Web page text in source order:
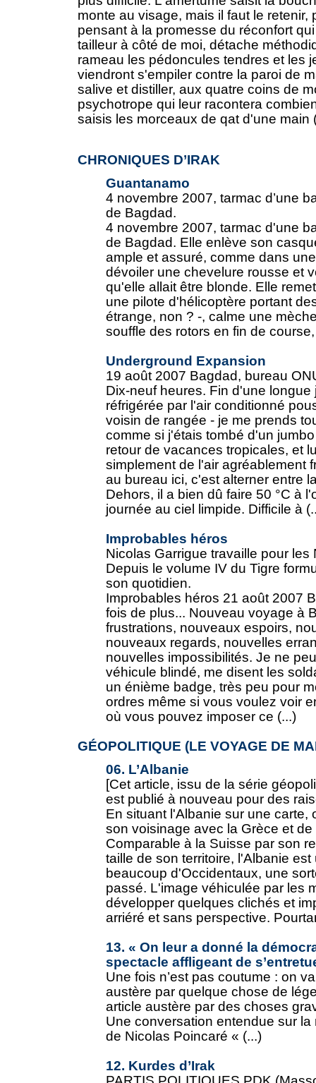
monte au visage, mais il faut le retenir,
pensant à la promesse du réconfort
tailleur à côté de moi, détache
rameau les pédoncules tendres et les
viendront s'empiler contre la paroi de
salive et distiller, aux quatre coins de
psychotrope qui leur racontera
saisis les morceaux de qat d'une main
CHRONIQUES D’IRAK
Guantanamo
4 novembre 2007, tarmac d’une
de Bagdad.
4 novembre 2007, tarmac d'une
de Bagdad. Elle enlève son
ample et assuré, comme dans
dévoiler une chevelure rousse et
qu'elle allait être blonde. Elle
une pilote d'hélicoptère portant
étrange, non ? -, calme une
souffle des rotors en fin de
Underground Expansion
19 août 2007 Bagdad, bureau
Dix-neuf heures. Fin d'une longue
réfrigérée par l'air conditionné
voisin de rangée - je me prends
comme si j'étais tombé d'un
retour de vacances tropicales, et
simplement de l'air agréablement
au bureau ici, c'est alterner entre
Dehors, il a bien dû faire 50 °C à
journée au ciel limpide. Difficile à
Improbables héros
Nicolas Garrigue travaille pour
Depuis le volume IV du Tigre
son quotidien.
Improbables héros 21 août 2007
fois de plus... Nouveau voyage à
frustrations, nouveaux espoirs,
nouveaux regards, nouvelles
nouvelles impossibilités. Je ne
véhicule blindé, me disent les
un énième badge, très peu pour
ordres même si vous voulez voir
où vous pouvez imposer ce (...)
GÉOPOLITIQUE (LE VOYAGE DE
06. L’Albanie
[Cet article, issu de la série
est publié à nouveau pour des
En situant l'Albanie sur une carte,
son voisinage avec la Grèce et
Comparable à la Suisse par son
taille de son territoire, l'Albanie
beaucoup d'Occidentaux, une
passé. L'image véhiculée par les
développer quelques clichés et
arriéré et sans perspective.
13. « On leur a donné la
spectacle affligeant de
Une fois n’est pas coutume : on
austère par quelque chose de
article austère par des choses
Une conversation entendue sur la
de Nicolas Poincaré « (...)
12. Kurdes d’Irak